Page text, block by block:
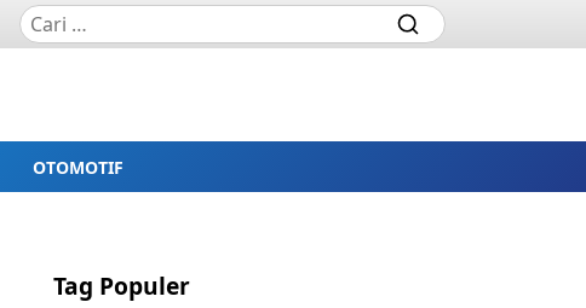
OTOMOTIF
Tag Populer